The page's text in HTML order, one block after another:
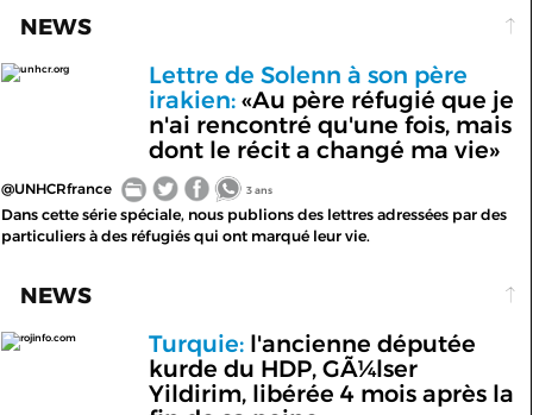
NEWS
unhcr.org
Lettre de Solenn à son père
irakien:«Au père réfugié que je
n'ai rencontré qu'une fois, mais
dont le récit a changé ma vie»
@UNHCRfrance 3 ans
Dans cette série spéciale, nous publions des lettres adressées par des
particuliers à des réfugiés qui ont marqué leur vie.
NEWS
rojinfo.com Turquie:l'ancienne députée
kurde du HDP, GÃ¼lser
Yildirim, libérée 4 mois après la